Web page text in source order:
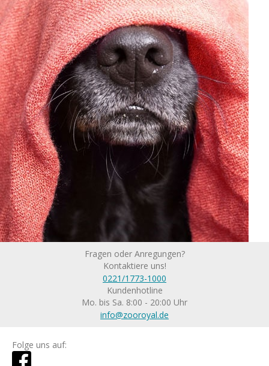
Fragen oder Anregungen?
Kontaktiere uns!
0221/1773-1000
Kundenhotline
Mo. bis Sa. 8:00 - 20:00 Uhr
info@zooroyal.de
Folge uns auf: